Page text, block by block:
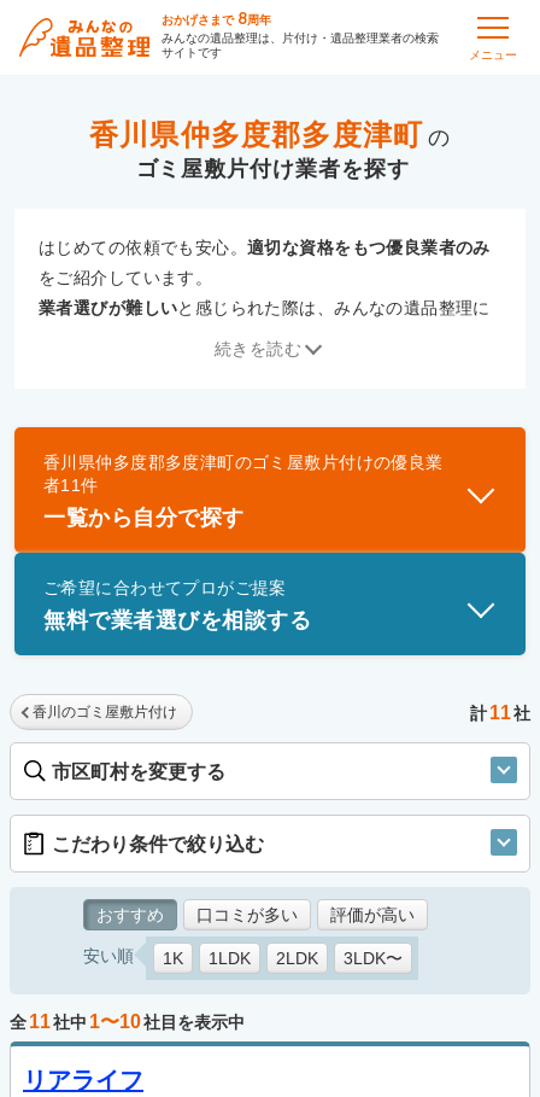
おかげさまで 8周年
みんなの遺品整理は、片付け・遺品整理業者の検索
サイトです
メニュー
香川県仲多度郡多度津町 の
ゴミ屋敷片付け
はじめての依頼でも安心。適切な資格をもつ優良業者のみ
をご紹介しています。
業者選びが難しいと感じられた際は、みんなの遺品整理に
優良業者とは
一般財団法人遺品整理認定協会、および一般社団法
続きを読む
香川県仲多度郡多度津町のゴミ屋敷片付けの優良業
者11件
一覧から自分で探す
ご希望に合わせてプロがご提案
無料で業者選びを相談する
香川のゴミ屋敷片付け 計11社
市区町村を変更する
こだわり条件で絞り込む
おすすめ 口コミが多い 評価が高い
安い順 1K 1LDK 2LDK 3LDK〜
全11社中 1〜10社目を表示中
リアライフ